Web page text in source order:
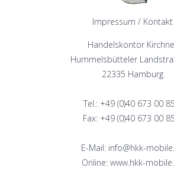
Impressum / Kontakt
Handelskontor
Hummelsbütteler
22335 Hamburg
Tel.: +49 (0)40 673 00
Fax: +49 (0)40 673 00
E-Mail: info@hkk-
Online: www.hkk-